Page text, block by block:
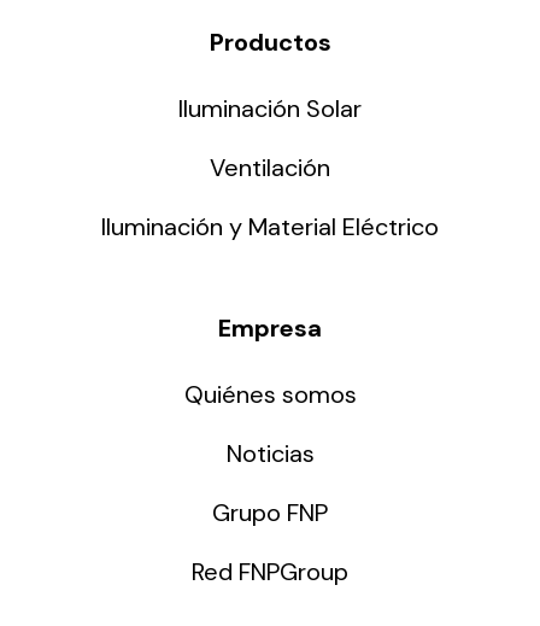
Productos
Iluminación Solar
Ventilación
Iluminación y Material Eléctrico
Empresa
Quiénes somos
Noticias
Grupo FNP
Red FNPGroup